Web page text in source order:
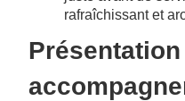
rafraîchissant et